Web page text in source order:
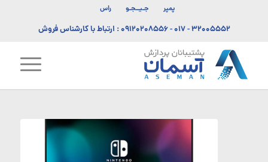
پمپر جـیــجـو راس
۳۲۰۰۵۵۵۲ - ۰۱۷ -۰۹۱۲۰۲۰۸۵۵۶: ارتباط با کارشناس فروش